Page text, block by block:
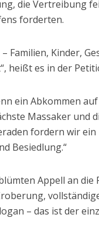
die Vertreibung
forderten.
Familien, Kinder,
heißt es in der
ein Abkommen
Massaker und
fordern wir
Besiedlung.“
Appell an die
– das ist der